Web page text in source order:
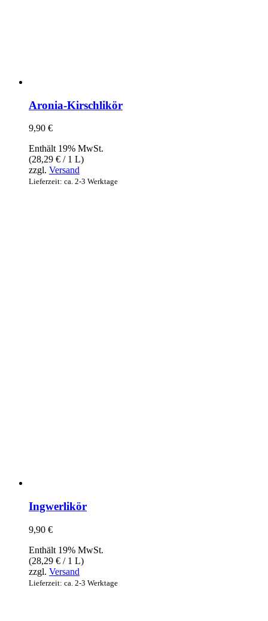
Aronia-Kirschlikör
9,90 €
Enthält 19% MwSt.
(28,29 € / 1 L)
zzgl. Versand
Lieferzeit: ca. 2-3 Werktage
Ingwerlikör
9,90 €
Enthält 19% MwSt.
(28,29 € / 1 L)
zzgl. Versand
Lieferzeit: ca. 2-3 Werktage